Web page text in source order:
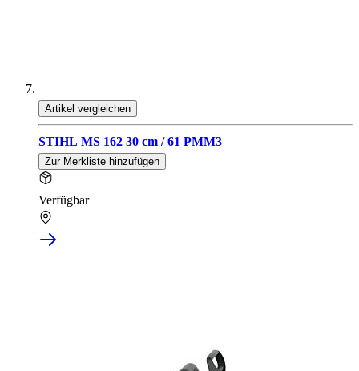
Artikel vergleichen
STIHL MS 162 30 cm / 61 PMM3
Zur Merkliste hinzufügen
Verfügbar